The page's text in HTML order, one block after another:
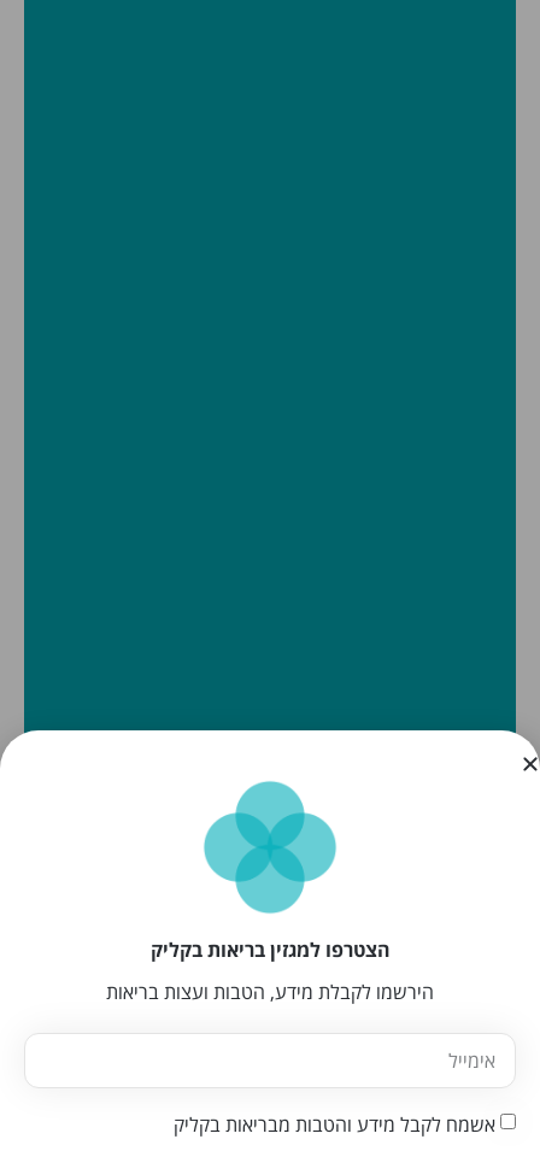
הצטרפו למגזין בריאות בקליק
הירשמו לקבלת מידע, הטבות ועצות בריאות
אשמח לקבל מידע והטבות מבריאות בקליק